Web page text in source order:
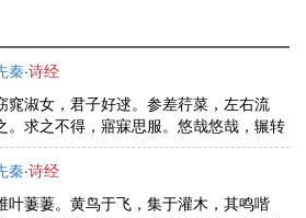
秦·诗经
窕淑女，君子好逑。参差荇菜，左右流
。求之不得，寤寐思服。悠哉悠哉，辗转
之。窈窕淑女，琴瑟友之。参差荇菜，左
之。 ......
秦·诗经
叶萋萋。黄鸟于飞，集于灌木，其鸣喈